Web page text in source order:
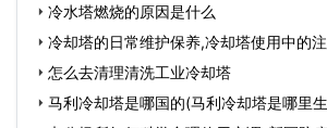
冷水塔燃烧的原因是什么
冷却塔的日常维护保养,冷却塔使用中的
怎么去清理清洗工业冷却塔
马利冷却塔是哪国的(马利冷却塔是哪里